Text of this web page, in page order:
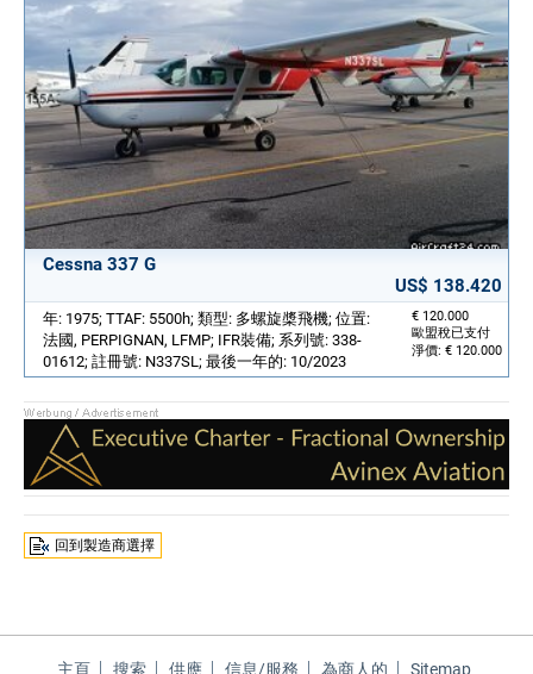
Cessna 337 G
US$ 138.420
€ 120.000
歐盟稅已支付
淨價: € 120.000
年: 1975; TTAF: 5500h; 類型: 多螺旋槳飛機; 位置:
法國, PERPIGNAN, LFMP; IFR裝備; 系列號: 338-
01612; 註冊號: N337SL; 最後一年的: 10/2023
回到製造商選擇
主頁 搜索 供應 信息/服務 為商人的 Sitemap